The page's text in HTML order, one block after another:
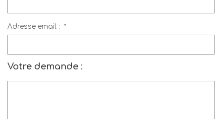
Adresse email : *
Votre demande :